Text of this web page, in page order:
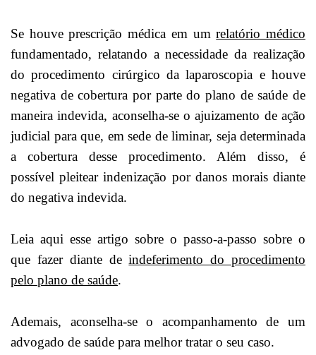
Se houve prescrição médica em umrelatório médico
fundamentado, relatando a necessidade da realização
do procedimento cirúrgico da laparoscopia e houve
negativa de cobertura por parte do plano de saúde de
maneira indevida, aconselha-se o ajuizamento de ação
judicial para que, em sede de liminar, seja determinada
a cobertura desse procedimento. Além disso, é
possível pleitear indenização por danos morais diante
do negativa indevida.
Leia aqui esse artigo sobre o passo-a-passo sobre o
que fazer diante deindeferimento do procedimento
pelo plano de saúde.
Ademais, aconselha-se o acompanhamento de um
advogado de saúde para melhor tratar o seu caso.